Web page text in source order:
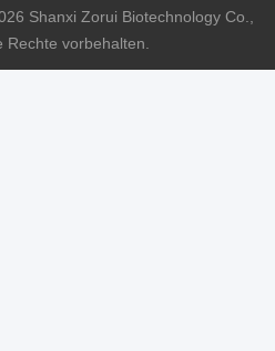
Shanxi Zorui Biotechnology Co.,
Rechte vorbehalten.